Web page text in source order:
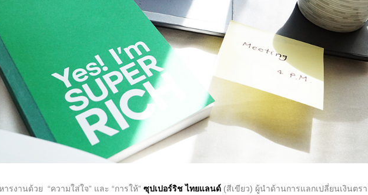
ด้วย “ความใส่ใจ” และ “การให้”ซุปเปอร์ริช ไทยแลนด์ (สีเขียว) ผู้นำด้านการแลกเปลี่ยนเงินตรา